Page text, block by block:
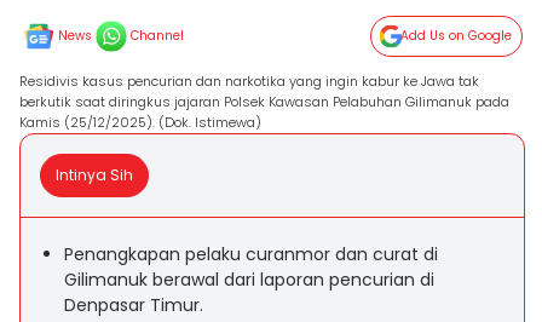
News Channel Add Us on Google
Residivis kasus pencurian dan narkotika yang ingin kabur ke Jawa tak
berkutik saat diringkus jajaran Polsek Kawasan Pelabuhan Gilimanuk pada
Kamis (25/12/2025). (Dok. Istimewa)
Intinya Sih
Penangkapan pelaku curanmor dan curat di
Gilimanuk berawal dari laporan pencurian di
Denpasar Timur.